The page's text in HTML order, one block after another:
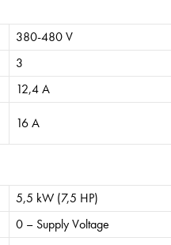
380-480 V
3
12,4 A
16 A
5,5 kW (7,5 HP)
0 – Supply Voltage